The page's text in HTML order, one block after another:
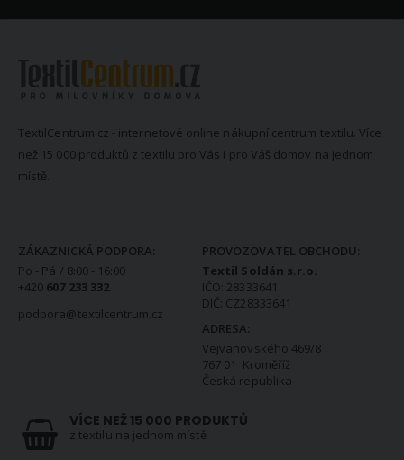
TextilCentrum.cz - internetové online nákupní centrum textilu. Více
než 15 000 produktů z textilu pro Vás i pro Váš domov na jednom
místě.
ZÁKAZNICKÁ PODPORA:
Po - Pá / 8:00 - 16:00
+420 607 233 332
podpora@textilcentrum.cz
PROVOZOVATEL OBCHODU:
Textil Soldán s.r.o.
IČO: 28333641
DIČ: CZ28333641
ADRESA:
Vejvanovského 469/8
767 01 Kroměříž
Česká republika
VÍCE NEŽ 15 000 PRODUKTŮ
z textilu na jednom místě